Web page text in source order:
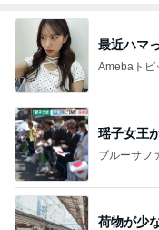
最近ハマ
Amebaトピ
瑶子女王
ブルーサフ
荷物が少